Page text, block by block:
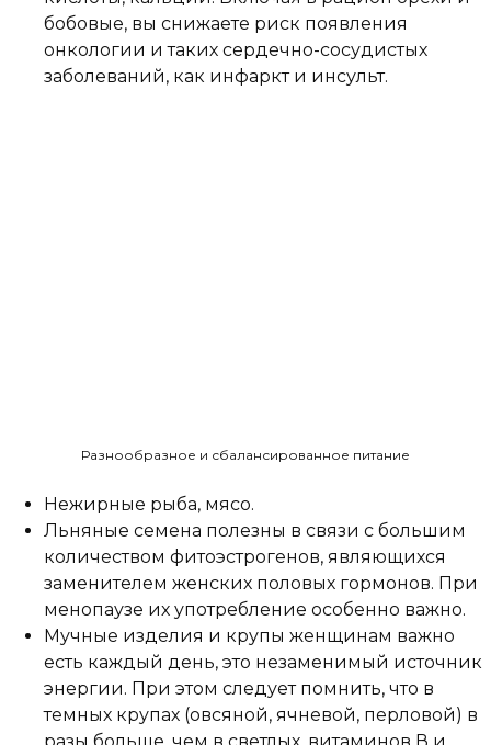
бобовые, вы снижаете риск появления
онкологии и таких сердечно-сосудистых
заболеваний, как инфаркт и инсульт.
Разнообразное и сбалансированное питание
Нежирные рыба, мясо.
Льняные семена полезны в связи с большим
количеством фитоэстрогенов, являющихся
заменителем женских половых гормонов. При
менопаузе их употребление особенно важно.
Мучные изделия и крупы женщинам важно
есть каждый день, это незаменимый источник
энергии. При этом следует помнить, что в
темных крупах (овсяной, ячневой, перловой) в